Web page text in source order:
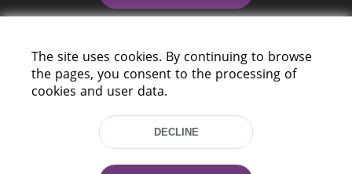
The site uses cookies. By continuing to browse
the pages, you consent to the processing of
cookies and user data.
DECLINE